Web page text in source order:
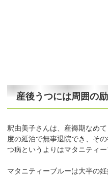
産後うつには周囲の
釈由美子さんは、産褥期なめ
度の延泊で無事退院でき、そ
つ病というよりはマタニティ
マタニティーブルーは大半の